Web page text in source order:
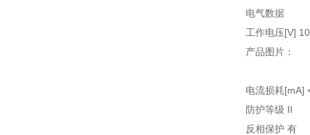
电气数据
工作电压[V]
产品图片：
电流损耗[mA]
防护等级 II
反相保护 有